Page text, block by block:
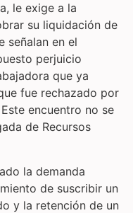
le exige a la
su liquidación de
señalan en el
perjuicio
que ya
fue rechazado por
encuentro no se
de Recursos
la demanda
de suscribir un
y la retención de un